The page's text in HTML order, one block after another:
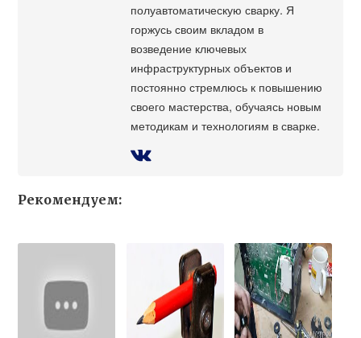
полуавтоматическую сварку. Я
горжусь своим вкладом в
возведение ключевых
инфраструктурных объектов и
постоянно стремлюсь к повышению
своего мастерства, обучаясь новым
методикам и технологиям в сварке.
Рекомендуем: